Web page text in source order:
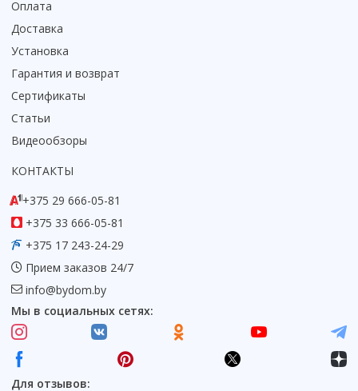
Оплата
Доставка
Установка
Гарантия и возврат
Сертификаты
Статьи
Видеообзоры
КОНТАКТЫ
+375 29 666-05-81
+375 33 666-05-81
+375 17 243-24-29
Прием заказов 24/7
info@bydom.by
Мы в социальных сетях:
Для отзывов: